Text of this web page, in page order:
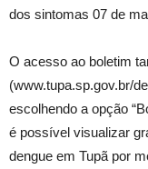
dos sintomas 07 de
O acesso ao boletim
(www.tupa.sp.gov.br/
escolhendo a opção
é possível visualizar
dengue em Tupã por